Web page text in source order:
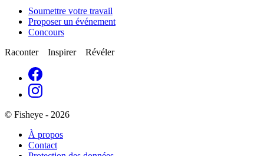
Soumettre votre travail
Proposer un événement
Concours
Raconter Inspirer Révéler
© Fisheye - 2026
À propos
Contact